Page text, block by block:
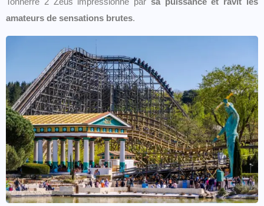
amateurs de sensations brutes.